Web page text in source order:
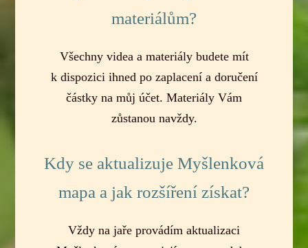
materiálům?
Všechny videa a materiály budete mít
k dispozici ihned po zaplacení a doručení
částky na můj účet. Materiály Vám
zůstanou navždy.
Kdy se aktualizuje Myšlenková
mapa a jak rozšíření získat?
Vždy na jaře provádím aktualizaci